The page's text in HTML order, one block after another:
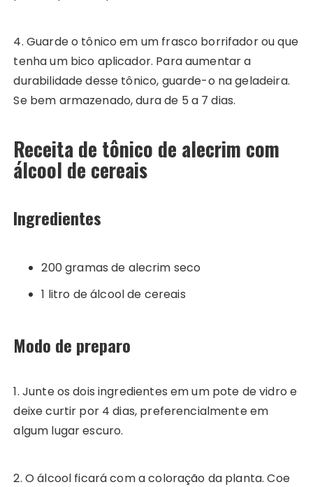
4. Guarde o tônico em um frasco borrifador ou que
tenha um bico aplicador. Para aumentar a
durabilidade desse tônico, guarde-o na geladeira.
Se bem armazenado, dura de 5 a 7 dias.
Receita de tônico de alecrim com
álcool de cereais
Ingredientes
200 gramas de alecrim seco
1 litro de álcool de cereais
Modo de preparo
1. Junte os dois ingredientes em um pote de vidro e
deixe curtir por 4 dias, preferencialmente em
algum lugar escuro.
2. O álcool ficará com a coloração da planta. Coe